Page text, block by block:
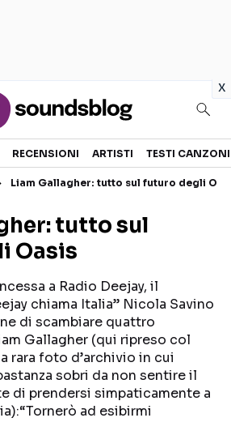
x
TESTI CANZONI
TOUR ED EVENTI
TALENT SHOW
sui social
RECENSIONI ARTISTI TESTI CANZONI
Liam Gallagher: tutto sul futuro degli
tutto sul
Oasis
a Radio Deejay, il
chiama Italia” Nicola Savino
di scambiare quattro
Gallagher (qui ripreso col
rara foto d’archivio in cui
sobri da non sentire il
di prendersi simpaticamente a
ad esibirmi